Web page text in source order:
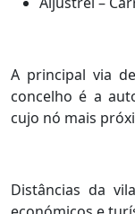
A principal via
concelho é a
cujo nó mais
Distâncias da